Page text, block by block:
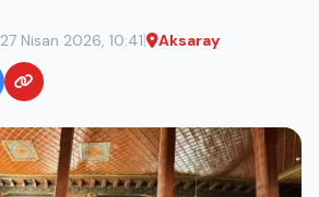
27 Nisan 2026, 10:41| Aksaray